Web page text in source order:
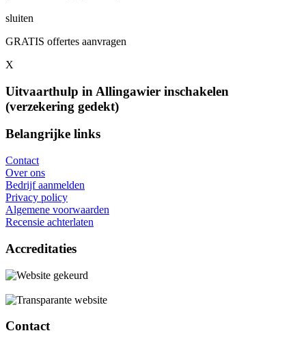
sluiten
GRATIS offertes aanvragen
X
Uitvaarthulp in Allingawier inschakelen
(verzekering gedekt)
Belangrijke links
Contact
Over ons
Bedrijf aanmelden
Privacy policy
Algemene voorwaarden
Recensie achterlaten
Accreditaties
Contact